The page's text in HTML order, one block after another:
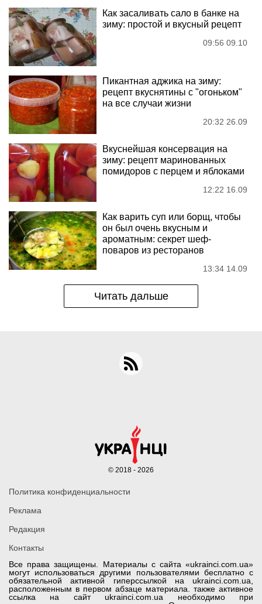
Как засаливать сало в банке на
зиму: простой и вкусный рецепт
09:56 09.10
Пикантная аджика на зиму:
рецепт вкуснятины с "огоньком"
на все случаи жизни
20:32 26.09
Вкуснейшая консервация на
зиму: рецепт маринованных
помидоров с перцем и яблоками
12:22 16.09
Как варить суп или борщ, чтобы
он был очень вкусным и
ароматным: секрет шеф-
поваров из ресторанов
13:34 14.09
Читать дальше
Все права защищены. Материалы с сайта «ukrainci.com.ua»
могут использоваться другими пользователями бесплатно с
обязательной активной гиперссылкой на ukrainci.com.ua,
расположенным в первом абзаце материала. также активное
ссылка на сайт ukrainci.com.ua необходимо при
Политика конфиденциальности
Реклама
Редакция
Контакты
© 2018 - 2026